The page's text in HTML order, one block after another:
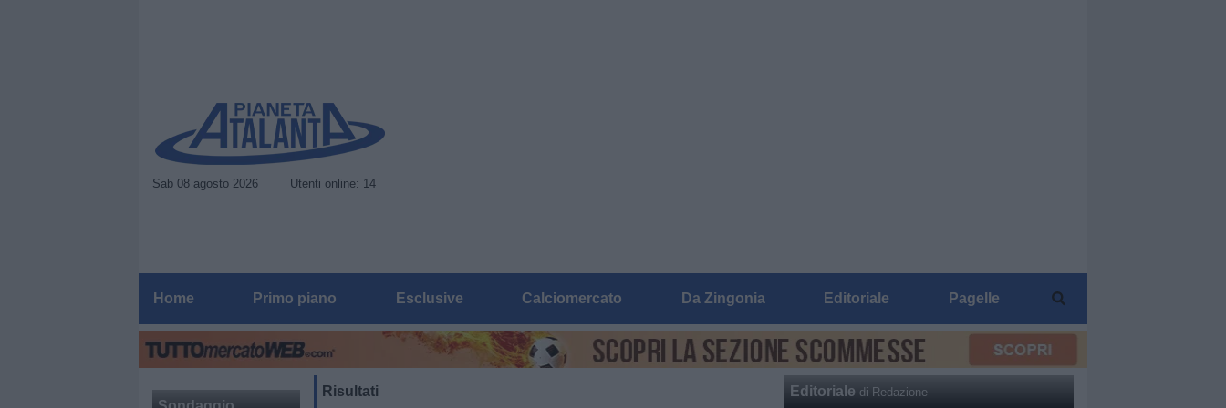
Sab 08 agosto 2026 Utenti online: 14
Home Primo piano Esclusive Calciomercato Da Zingonia Editoriale Pagelle
Risultati Editoriale di Redazione